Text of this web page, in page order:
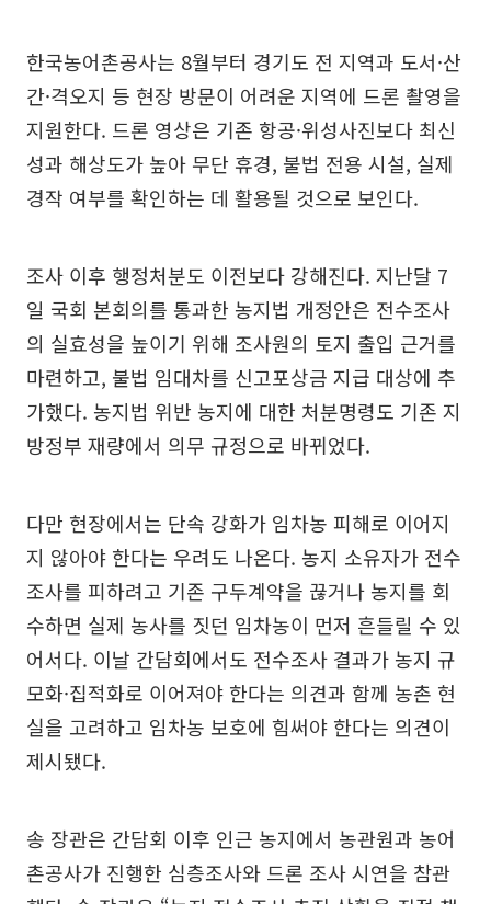
한국농어촌공사는 8월부터 경기도 전 지역과 도서·산
간·격오지 등 현장 방문이 어려운 지역에 드론 촬영을
지원한다. 드론 영상은 기존 항공·위성사진보다 최신
성과 해상도가 높아 무단 휴경, 불법 전용 시설, 실제
경작 여부를 확인하는 데 활용될 것으로 보인다.
조사 이후 행정처분도 이전보다 강해진다. 지난달 7
일 국회 본회의를 통과한 농지법 개정안은 전수조사
의 실효성을 높이기 위해 조사원의 토지 출입 근거를
마련하고, 불법 임대차를 신고포상금 지급 대상에 추
가했다. 농지법 위반 농지에 대한 처분명령도 기존 지
방정부 재량에서 의무 규정으로 바뀌었다.
다만 현장에서는 단속 강화가 임차농 피해로 이어지
지 않아야 한다는 우려도 나온다. 농지 소유자가 전수
조사를 피하려고 기존 구두계약을 끊거나 농지를 회
수하면 실제 농사를 짓던 임차농이 먼저 흔들릴 수 있
어서다. 이날 간담회에서도 전수조사 결과가 농지 규
모화·집적화로 이어져야 한다는 의견과 함께 농촌 현
실을 고려하고 임차농 보호에 힘써야 한다는 의견이
제시됐다.
송 장관은 간담회 이후 인근 농지에서 농관원과 농어
촌공사가 진행한 심층조사와 드론 조사 시연을 참관